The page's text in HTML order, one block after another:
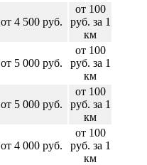
от 4 500 руб.
от 100
руб. за 1
км
от 5 000 руб.
от 100
руб. за 1
км
от 5 000 руб.
от 100
руб. за 1
км
от 4 000 руб.
от 100
руб. за 1
км